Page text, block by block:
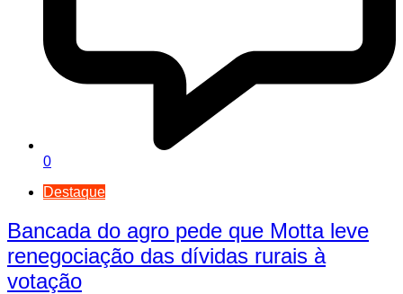
0
Destaque
Bancada do agro pede que Motta leve
renegociação das dívidas rurais à
votação